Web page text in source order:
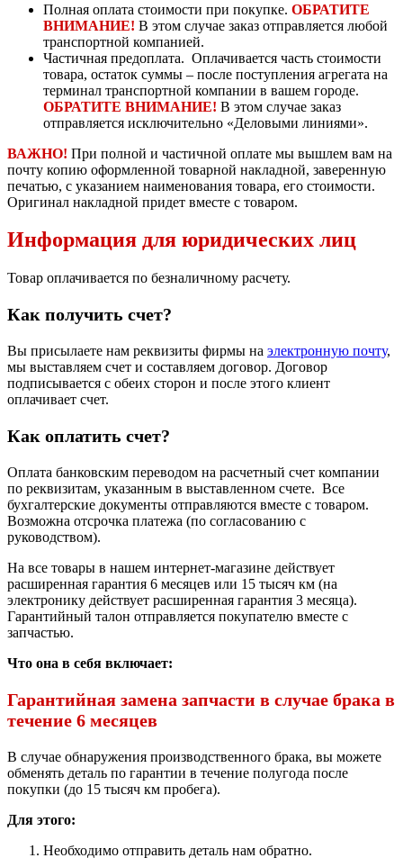
Полная оплата стоимости при покупке. ОБРАТИТЕ
ВНИМАНИЕ! В этом случае заказ отправляется любой
транспортной компанией.
Частичная предоплата. Оплачивается часть стоимости
товара, остаток суммы – после поступления агрегата на
терминал транспортной компании в вашем городе.
ОБРАТИТЕ ВНИМАНИЕ! В этом случае заказ
отправляется исключительно «Деловыми линиями».
ВАЖНО! При полной и частичной оплате мы вышлем вам на
почту копию оформленной товарной накладной, заверенную
печатью, с указанием наименования товара, его стоимости.
Оригинал накладной придет вместе с товаром.
Информация для юридических лиц
Товар оплачивается по безналичному расчету.
Как получить счет?
Вы присылаете нам реквизиты фирмы на электронную почту,
мы выставляем счет и составляем договор. Договор
подписывается с обеих сторон и после этого клиент
оплачивает счет.
Как оплатить счет?
Оплата банковским переводом на расчетный счет компании
по реквизитам, указанным в выставленном счете. Все
бухгалтерские документы отправляются вместе с товаром.
Возможна отсрочка платежа (по согласованию с
руководством).
На все товары в нашем интернет-магазине действует
расширенная гарантия 6 месяцев или 15 тысяч км (на
электронику действует расширенная гарантия 3 месяца).
Гарантийный талон отправляется покупателю вместе с
запчастью.
Что она в себя включает:
Гарантийная замена запчасти в случае брака в
течение 6 месяцев
В случае обнаружения производственного брака, вы можете
обменять деталь по гарантии в течение полугода после
покупки (до 15 тысяч км пробега).
Для этого:
Необходимо отправить деталь нам обратно.